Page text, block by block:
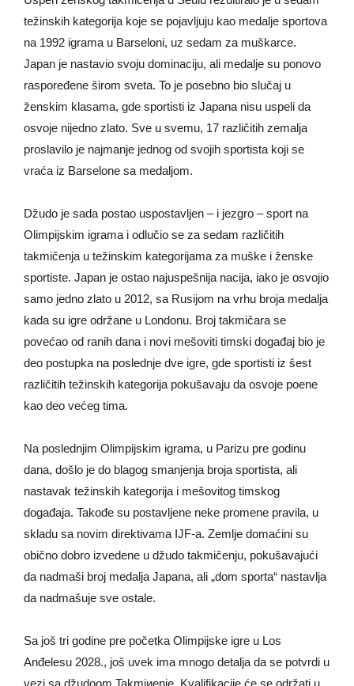
težinskih kategorija koje se pojavljuju kao medalje sportova
na 1992 igrama u Barseloni, uz sedam za muškarce.
Japan je nastavio svoju dominaciju, ali medalje su ponovo
raspoređene širom sveta. To je posebno bio slučaj u
ženskim klasama, gde sportisti iz Japana nisu uspeli da
osvoje nijedno zlato. Sve u svemu, 17 različitih zemalja
proslavilo je najmanje jednog od svojih sportista koji se
vraća iz Barselone sa medaljom.
Džudo je sada postao uspostavljen – i jezgro – sport na
Olimpijskim igrama i odlučio se za sedam različitih
takmičenja u težinskim kategorijama za muške i ženske
sportiste. Japan je ostao najuspešnija nacija, iako je osvojio
samo jedno zlato u 2012, sa Rusijom na vrhu broja medalja
kada su igre održane u Londonu. Broj takmičara se
povećao od ranih dana i novi mešoviti timski događaj bio je
deo postupka na poslednje dve igre, gde sportisti iz šest
različitih težinskih kategorija pokušavaju da osvoje poene
kao deo većeg tima.
Na poslednjim Olimpijskim igrama, u Parizu pre godinu
dana, došlo je do blagog smanjenja broja sportista, ali
nastavak težinskih kategorija i mešovitog timskog
događaja. Takođe su postavljene neke promene pravila, u
skladu sa novim direktivama IJF-a. Zemlje domaćini su
obično dobro izvedene u džudo takmičenju, pokušavajući
da nadmaši broj medalja Japana, ali „dom sporta“ nastavlja
da nadmašuje sve ostale.
Sa još tri godine pre početka Olimpijske igre u Los
Anđelesu 2028., još uvek ima mnogo detalja da se potvrdi u